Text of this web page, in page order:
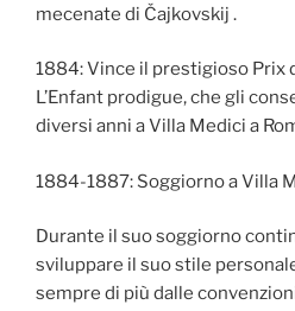
mecenate di Čajkovskij .
1884: Vince il prestigioso Prix
L’Enfant prodigue, che gli
diversi anni a Villa Medici a
1884-1887: Soggiorno a Villa
Durante il suo soggiorno
sviluppare il suo stile
sempre di più dalle